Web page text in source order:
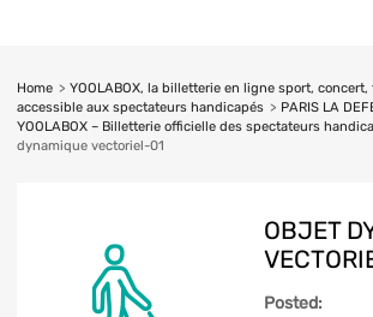
Home > YOOLABOX, la billetterie en ligne sport,
accessible aux spectateurs handicapés > PARIS LA
YOOLABOX – Billetterie officielle des spectateurs
dynamique vectoriel-01
OBJET
Posted: